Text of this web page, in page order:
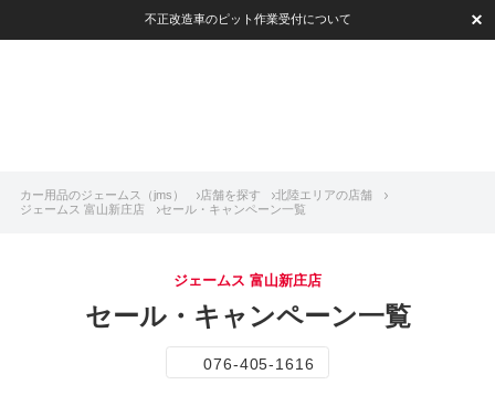
不正改造車のピット作業受付について
カー用品のジェームス（jms） 店舗を探す
北陸エリアの店舗
ジェームス 富山新庄店
セール・キャンペーン一覧
ジェームス 富山新庄店
セール・キャンペーン一覧
076-405-1616